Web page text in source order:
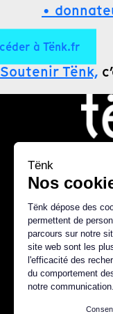
à Tënk.fr
•
Soutenir Tënk,